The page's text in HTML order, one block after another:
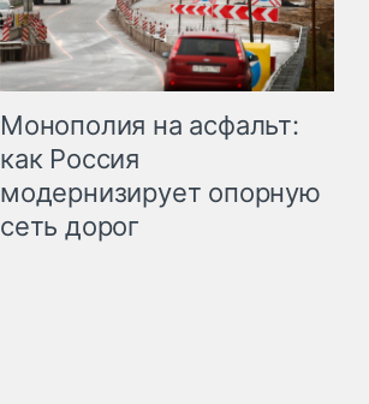
Монополия на асфальт:
как Россия
модернизирует опорную
сеть дорог